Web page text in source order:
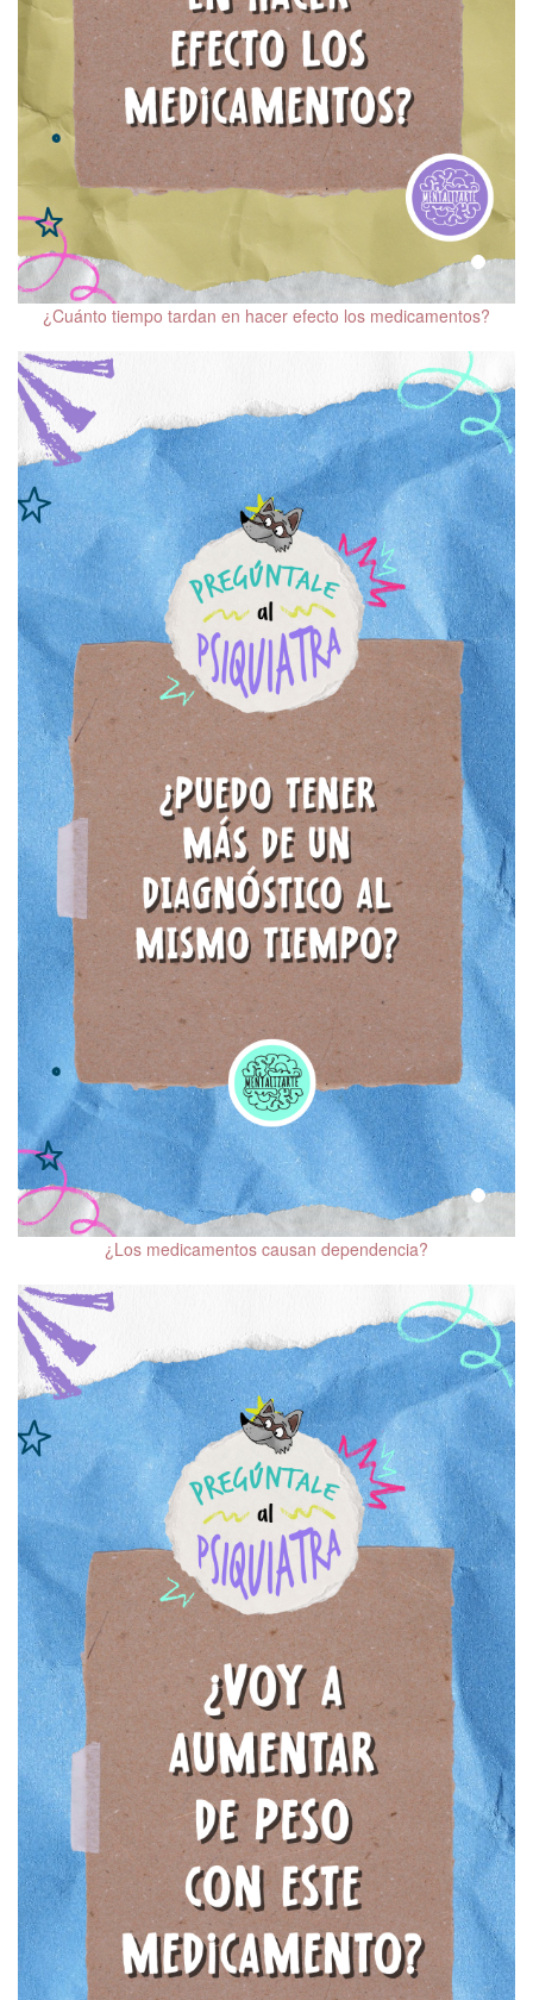
¿Cuánto tiempo tardan en hacer efecto los medicamentos?
¿Los medicamentos causan dependencia?